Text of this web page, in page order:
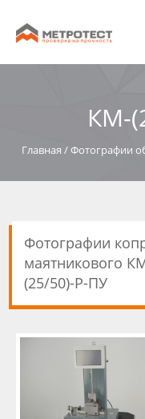
КМ-
Главная /Фотографии
Фотографии
маятникового
(25/50)-Р-ПУ